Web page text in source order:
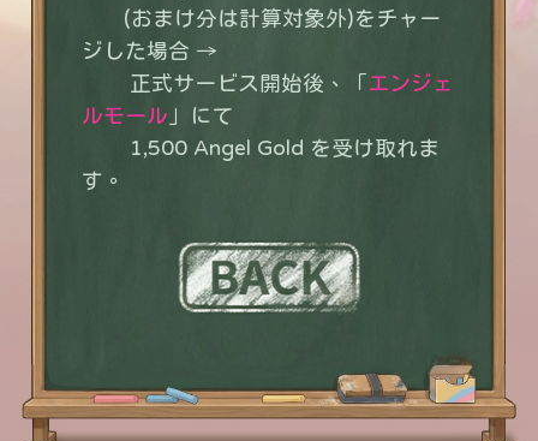
(おまけ分は計算対象外)をチャー
ジした場合 →
正式サービス開始後、
「エンジェ
ルモール 」
にて
1,500 Angel Gold を受け取れま
す。